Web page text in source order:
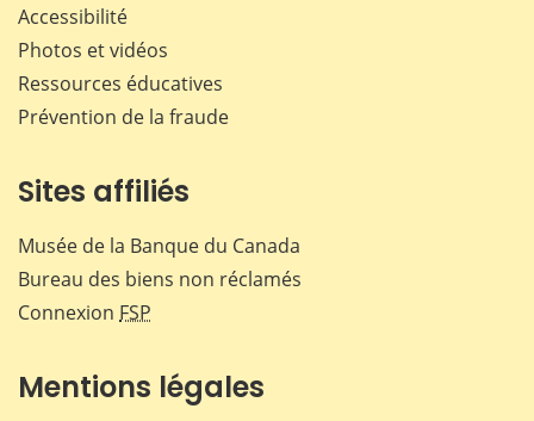
Accessibilité
Photos et vidéos
Ressources éducatives
Prévention de la fraude
Sites affiliés
Musée de la Banque du Canada
Bureau des biens non réclamés
Connexion FSP
Mentions légales